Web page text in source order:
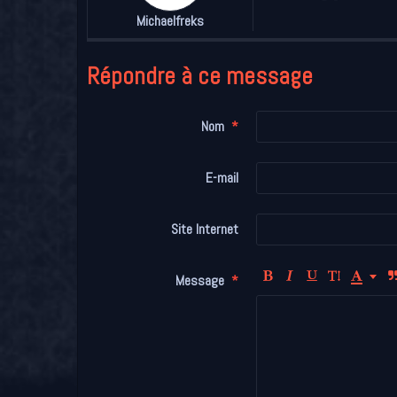
Michaelfreks
Répondre à ce message
Nom
E-mail
Site Internet
Message